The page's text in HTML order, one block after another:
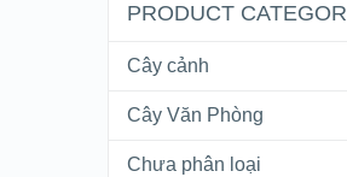
PRODUCT
Cây cảnh
Cây Văn Phòng
Chưa phân loại